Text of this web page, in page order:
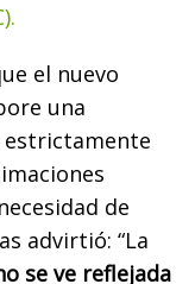
el nuevo
una
estrictamente
de
advirtió: “La
se ve reflejada